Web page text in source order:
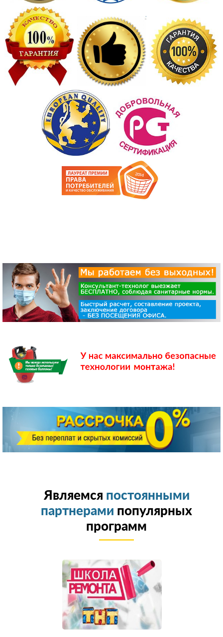
Являемся постоянными
партнерами популярных
программ